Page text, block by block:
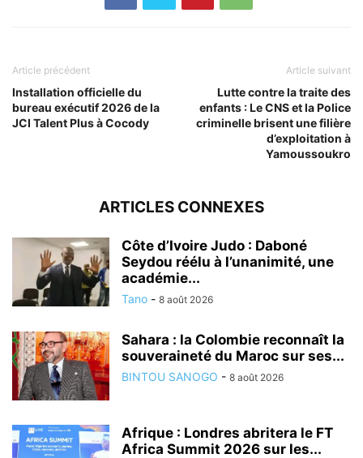
Article précédent
Installation officielle du
bureau exécutif 2026 de la
JCI Talent Plus à Cocody
Article suivant
Lutte contre la traite des
enfants : Le CNS et la Police
criminelle brisent une filière
d’exploitation à
Yamoussoukro
ARTICLES CONNEXES
Côte d’Ivoire Judo : Daboné
Seydou réélu à l’unanimité, une
académie...
Tano - 8 août 2026
Sahara : la Colombie reconnaît la
souveraineté du Maroc sur ses...
BINTOU SANOGO - 8 août 2026
Afrique : Londres abritera le FT
Africa Summit 2026 sur les...